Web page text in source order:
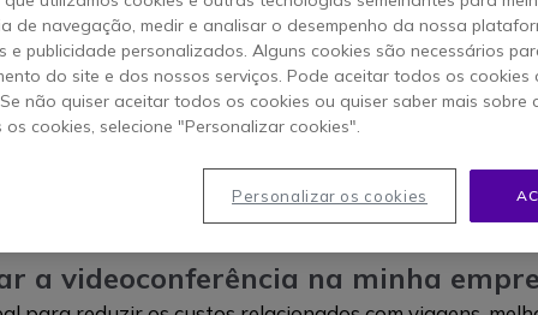
e evitar reuniões do género “Olá, está a
a videoconferência na minha
de navegação, medir e analisar o desempenho da nossa
e publicidade personalizados. Alguns cookies são necessários
do site e dos nossos serviços. Pode aceitar todos os cookies
Se não quiser aceitar todos os cookies ou quiser saber mais sobre
os cookies, selecione "Personalizar cookies".
Personalizar os cookies